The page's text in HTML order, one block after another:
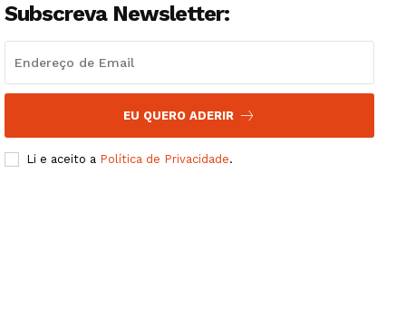
Subscreva Newsletter:
EU QUERO ADERIR
Li e aceito a Política de Privacidade.